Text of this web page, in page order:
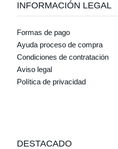
INFORMACIÓN LEGAL
Formas de pago
Ayuda proceso de compra
Condiciones de contratación
Aviso legal
Política de privacidad
DESTACADO